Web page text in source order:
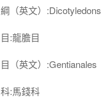
綱（英文）:Dicotyledons
目:龍膽目
目（英文）:Gentianales
科:馬錢科